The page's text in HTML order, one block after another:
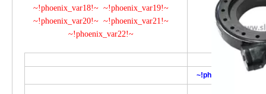
~!phoenix_var18!~ ~!phoenix_var19!~
~!phoenix_var20!~ ~!phoenix_var21!~
~!phoenix_var22!~
~!phoenix_var23!~